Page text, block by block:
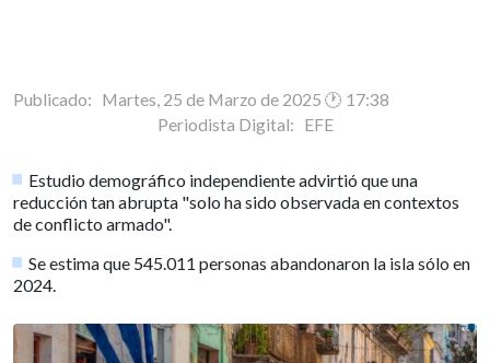
Publicado: Martes, 25 de Marzo de 2025 🕐 17:38
Periodista Digital: EFE
Estudio demográfico independiente advirtió que una
reducción tan abrupta "solo ha sido observada en contextos
de conflicto armado".
Se estima que 545.011 personas abandonaron la isla sólo en
2024.